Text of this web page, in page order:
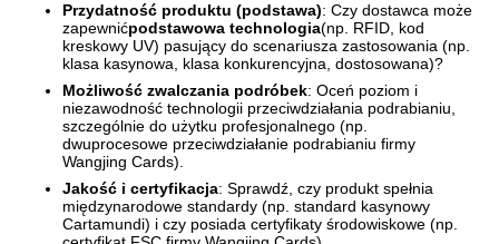
Przydatność produktu (podstawa): Czy dostawca może
zapewnićpodstawowa technologia(np. RFID, kod
kreskowy UV) pasujący do scenariusza zastosowania (np.
klasa kasynowa, klasa konkurencyjna, dostosowana)?
Możliwość zwalczania podróbek: Oceń poziom i
niezawodność technologii przeciwdziałania podrabianiu,
szczególnie do użytku profesjonalnego (np.
dwuprocesowe przeciwdziałanie podrabianiu firmy
Wangjing Cards).
Jakość i certyfikacja: Sprawdź, czy produkt spełnia
międzynarodowe standardy (np. standard kasynowy
Cartamundi) i czy posiada certyfikaty środowiskowe (np.